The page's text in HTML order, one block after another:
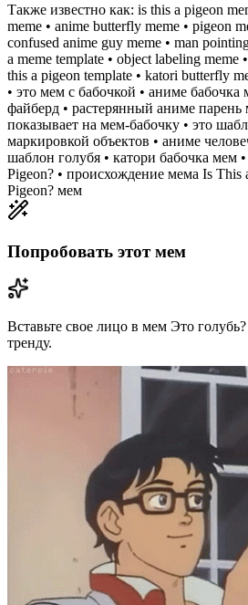
Также известно как: is this a pigeon
meme • anime butterfly meme • pigeon
confused anime guy meme • man
a meme template • object labeling meme
this a pigeon template • katori butterfly
• это мем с бабочкой • аниме
файберд • растерянный аниме
показывает на мем-бабочку • это
маркировкой объектов • аниме
шаблон голубя • катори бабочка мем
Pigeon? • происхождение мема Is This
Pigeon? мем
Попробовать этот мем
Вставьте свое лицо в мем Это
тренду.